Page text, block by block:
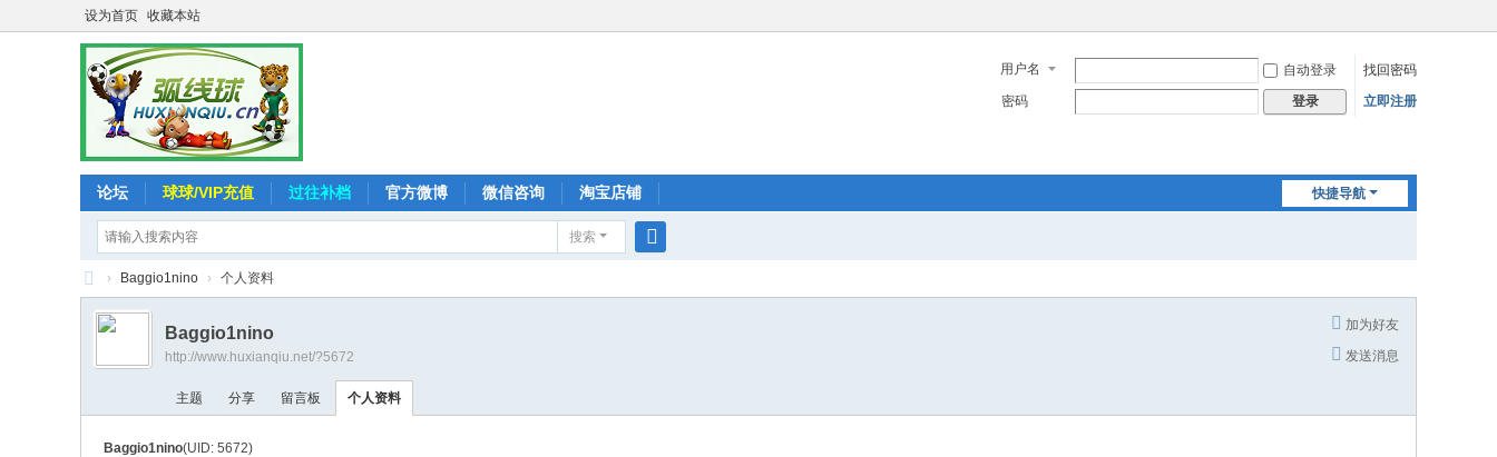
设为首页 收藏本站
用户名 自动登录
找回密码
密码
登录 立即注册
快捷导航
论坛 球球/VIP充值 过往补档 官方微博 微信咨询 淘宝店铺
搜索
索
弧
球
› Baggio1nino › 个人资料
加为好友
发送消息
Baggio1nino
http://www.huxianqiu.net/?5672
主题 分享 留言板 个人资料
Baggio1nino(UID: 5672)